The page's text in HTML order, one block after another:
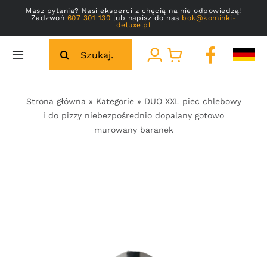
Przejdź
zawartości
Masz pytania? Nasi eksperci z chęcią na nie odpowiedzą!
Zadzwoń 607 301 130 lub napisz do nas bok@kominki-
deluxe.pl
Toggle
Galeria
Strona główna » Kategorie» DUO XXL piec chlebowy
i do pizzy niebezpośrednio dopalany gotowo
murowany baranek